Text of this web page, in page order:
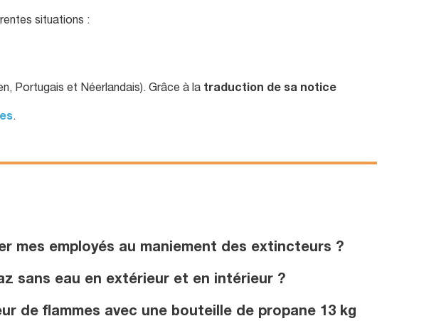
situations :
Portugais et Néerlandais). Grâce à la traduction de sa notice
.
mes employés au maniement des extincteurs ?
sans eau en extérieur et en intérieur ?
de flammes avec une bouteille de propane 13 kg